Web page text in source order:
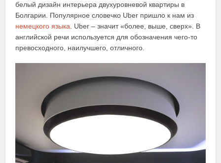
белый дизайн интерьера двухуровневой квартиры в
Болгарии. Популярное словечко Uber пришло к нам из
немецкого языка . Uber – значит «более, выше, сверх». В
английской речи используется для обозначения чего-то
превосходного, наилучшего, отличного.